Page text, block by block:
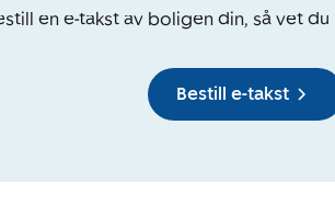
en e-takst av boligen din, så vet
Bestill e-takst